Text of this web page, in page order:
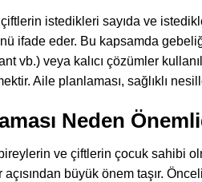
istedikleri sayıda ve
ifade eder. Bu kapsamda
vb.) veya kalıcı çözümler
Aile planlaması, sağlıklı
Neden
ve çiftlerin çocuk sahibi
büyük önem taşır.